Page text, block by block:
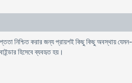
নিশ্চিত করার জন্য প্রায়শই কিছু কিছু অবস্থায়
হিসেবে ব্যবহৃত হয়।